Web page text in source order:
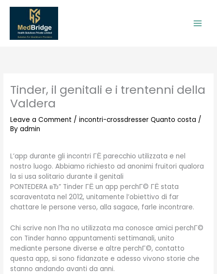
Skip
content
Tinder, il genitali e i trentenni della
Valdera
Leave a Comment /incontri-crossdresser Quanto costa /
Byadmin
L’app durante gli incontri ГЁ parecchio utilizzata e nel
nostro luogo. Abbiamo richiesto ad anonimi fruitori qualora
la si usa solitario durante il genitali
PONTEDERA вЂ” Tinder ГЁ un app perchГ© ГЁ stata
scaraventata nel 2012, unitamente l’obiettivo di far
chattare le persone verso, alla sagace, farle incontrare.
Chi scrive non l’ha no utilizzata ma conosce amici perchГ©
con Tinder hanno appuntamenti settimanali, unito
mediante persone diverse e altre perchГ©, contatto
questa app, si sono fidanzate e adesso vivono storie che
stanno andando avanti da anni.